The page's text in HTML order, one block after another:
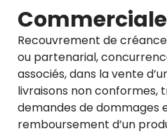
Commerciale
Recouvrement de
ou partenarial,
associés, dans la vente
livraisons non conformes,
demandes de dommages
remboursement d’un